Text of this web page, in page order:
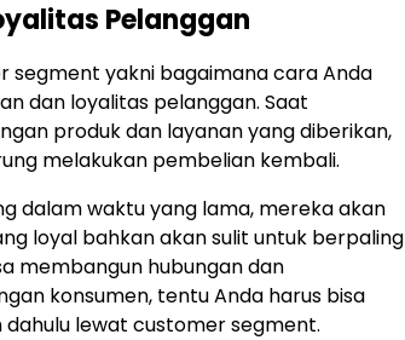
Pelanggan
segment yakni bagaimana cara Anda
dan loyalitas pelanggan. Saat
produk dan layanan yang diberikan,
melakukan pembelian kembali.
dalam waktu yang lama, mereka akan
loyal bahkan akan sulit untuk berpaling
membangun hubungan dan
konsumen, tentu Anda harus bisa
lewat customer segment.